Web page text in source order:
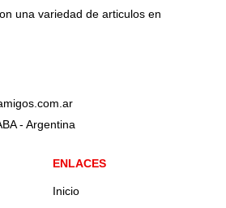
una variedad de articulos en
- Argentina
ENLACES
Inicio